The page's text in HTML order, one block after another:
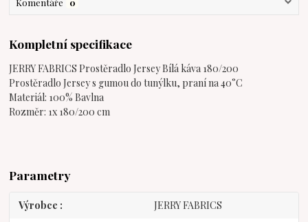
Komentáře 0
Kompletní specifikace
JERRY FABRICS Prostěradlo Jersey Bílá káva 180/200
Prostěradlo Jersey s gumou do tunýlku, praní na 40°C
Materiál: 100% Bavlna
Rozměr: 1x 180/200 cm
Parametry
Výrobce JERRY FABRICS